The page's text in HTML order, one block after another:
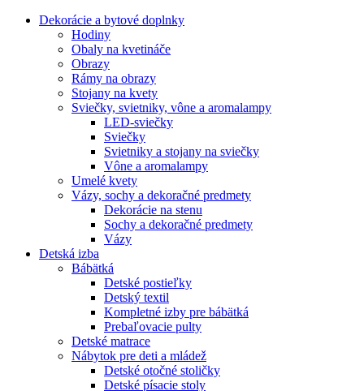
Dekorácie a bytové doplnky
Hodiny
Obaly na kvetináče
Obrazy
Rámy na obrazy
Stojany na kvety
Sviečky, svietniky, vône a aromalampy
LED-sviečky
Sviečky
Svietniky a stojany na sviečky
Vône a aromalampy
Umelé kvety
Vázy, sochy a dekoračné predmety
Dekorácie na stenu
Sochy a dekoračné predmety
Vázy
Detská izba
Bábätká
Detské postieľky
Detský textil
Kompletné izby pre bábätká
Prebaľovacie pulty
Detské matrace
Nábytok pre deti a mládež
Detské otočné stoličky
Detské písacie stoly